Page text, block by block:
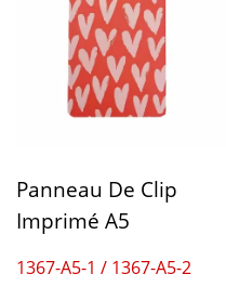
Panneau De Clip
Imprimé A5
1367-A5-1 / 1367-A5-2